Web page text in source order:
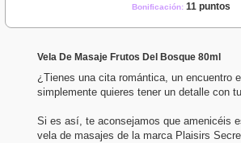
Bonificación: 11 puntos
Vela De Masaje Frutos Del Bosque 80ml
¿Tienes una cita romántica, un encuentro
simplemente quieres tener un detalle con
Si es así, te aconsejamos que amenicéis
vela de masajes de la marca Plaisirs